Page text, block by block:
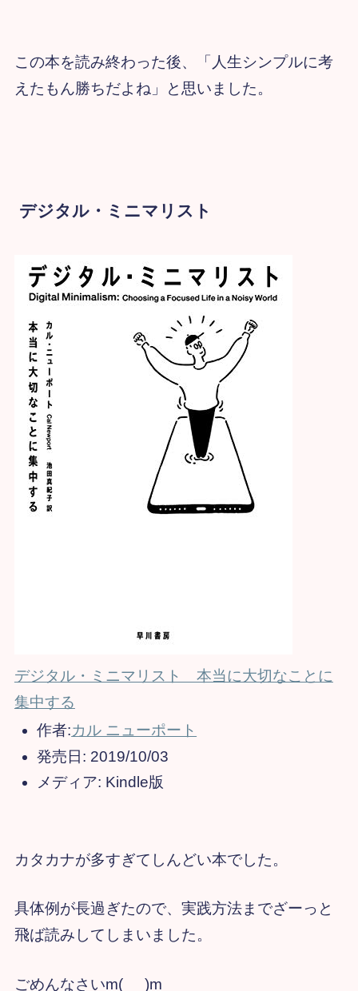
この本を読み終わった後、「人生シンプルに考
えたもん勝ちだよね」と思いました。
デジタル・ミニマリスト
デジタル・ミニマリスト 本当に大切なことに
集中する
作者:カル ニューポート
発売日: 2019/10/03
メディア: Kindle版
カタカナが多すぎてしんどい本でした。
具体例が長過ぎたので、実践方法までざーっと
飛ば読みしてしまいました。
ごめんなさいm(_ _)m